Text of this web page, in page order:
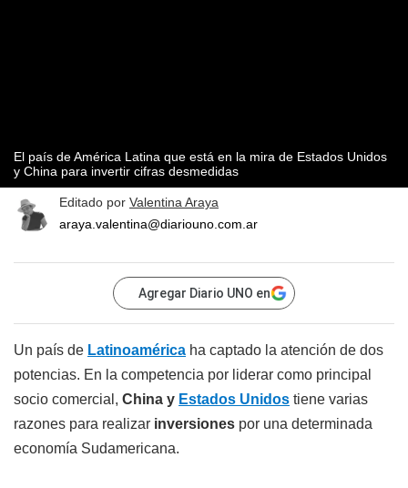
El país de América Latina que está en la mira de Estados Unidos
y China para invertir cifras desmedidas
Editado por Valentina Araya
araya.valentina@diariouno.com.ar
Agregar Diario UNO en
Un país de Latinoamérica ha captado la atención de dos
potencias. En la competencia por liderar como principal
socio comercial, China y Estados Unidos tiene varias
razones para realizar inversiones por una determinada
economía Sudamericana.